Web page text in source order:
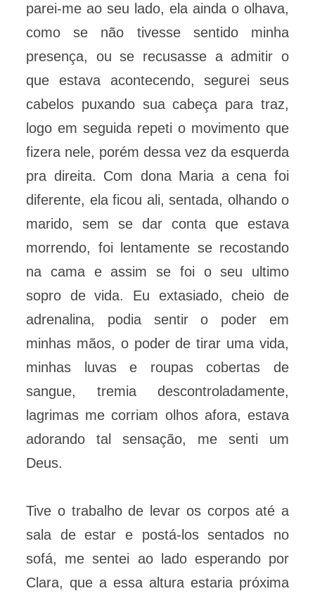
parei-me ao seu lado, ela ainda o olhava,
como se não tivesse sentido minha
presença, ou se recusasse a admitir o
que estava acontecendo, segurei seus
cabelos puxando sua cabeça para traz,
logo em seguida repeti o movimento que
fizera nele, porém dessa vez da esquerda
pra direita. Com dona Maria a cena foi
diferente, ela ficou ali, sentada, olhando o
marido, sem se dar conta que estava
morrendo, foi lentamente se recostando
na cama e assim se foi o seu ultimo
sopro de vida. Eu extasiado, cheio de
adrenalina, podia sentir o poder em
minhas mãos, o poder de tirar uma vida,
minhas luvas e roupas cobertas de
sangue, tremia descontroladamente,
lagrimas me corriam olhos afora, estava
adorando tal sensação, me senti um
Deus.
Tive o trabalho de levar os corpos até a
sala de estar e postá-los sentados no
sofá, me sentei ao lado esperando por
Clara, que a essa altura estaria próxima